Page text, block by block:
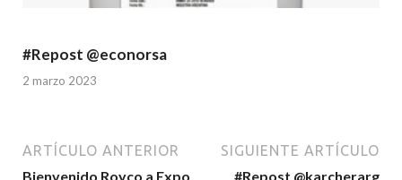
#Repost @econorsa
2 marzo 2023
ARTÍCULO ANTERIOR
Bienvenido Royco a Expo
SIGUIENTE ARTÍCULO
#Repost @karcherarg